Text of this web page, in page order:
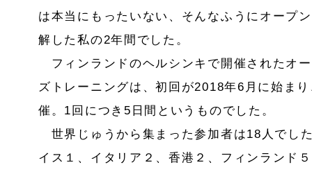
は本当にもったいない、そんなふうにオープ
解した私の2年間でした。
フィンランドのヘルシンキで開催されたオ
ズトレーニングは、初回が2018年6 月に始ま
催。 1 回につき 5 日間というものでした。
世界じゅうから集まった参加者は18 人でし
イス１、イタリア２、香港２、フィンランド